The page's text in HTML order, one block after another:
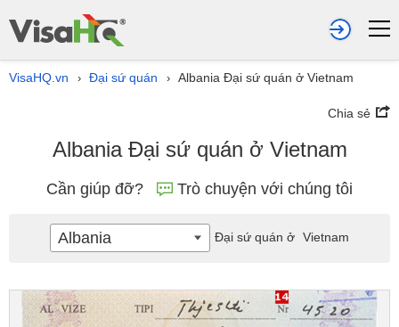
VisaHQ.vn › Đại sứ quán › Albania Đại sứ quán ở Vietnam
Chia sẻ
Albania Đại sứ quán ở Vietnam
Cần giúp đỡ? Trò chuyện với chúng tôi
Albania Đại sứ quán ở Vietnam